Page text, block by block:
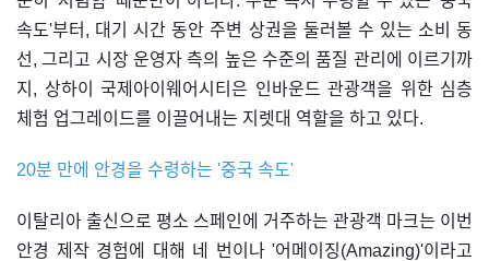
속도'부터, 대기 시간 동안 주변 상권을 둘러볼 수 있는 소비 동
선, 그리고 시장 운영자 측의 높은 수준의 품질 관리에 이르기까
지, 상하이 국제아이웨어시티은 인바운드 관광객을 위한 심층
체험 업그레이드를 이끌어내는 지렛대 역할을 하고 있다.
20분 만에 안경을 수령하는 '중국 속도'
이탈리아 출신으로 평소 스페인에 거주하는 관광객 마크는 이번
안경 제작 경험에 대해 네 번이나 '어메이징(Amazing)'이라고